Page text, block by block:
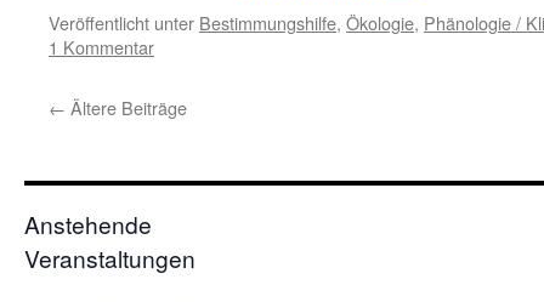
Veröffentlicht unter Bestimmungshilfe, Ökologie, Phänologie /
1 Kommentar
← Ältere Beiträge
Anstehende
Veranstaltungen